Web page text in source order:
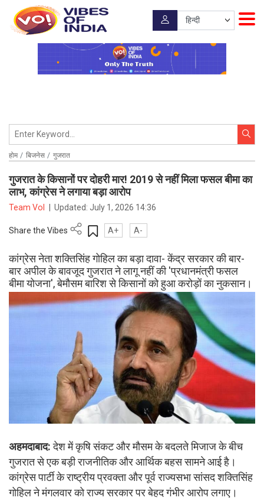
होम बिजनेस गुजरात
गुजरात के किसानों पर दोहरी मार! 2019 से नहीं मिला फसल बीमा का
लाभ, कांग्रेस ने लगाया बड़ा आरोप
Team VoI Updated:July 1, 2026 14:36
Share the Vibes A+ A-
कांग्रेस नेता शक्तिसिंह गोहिल का बड़ा दावा- केंद्र सरकार की बार-
बार अपील के बावजूद गुजरात ने लागू नहीं की 'प्रधानमंत्री फसल
बीमा योजना', बेमौसम बारिश से किसानों को हुआ करोड़ों का नुकसान।
अहमदाबाद: देश में कृषि संकट और मौसम के बदलते मिजाज के बीच
गुजरात से एक बड़ी राजनीतिक और आर्थिक बहस सामने आई है।
कांग्रेस पार्टी के राष्ट्रीय प्रवक्ता और पूर्व राज्यसभा सांसद शक्तिसिंह
गोहिल ने मंगलवार को राज्य सरकार पर बेहद गंभीर आरोप लगाए।